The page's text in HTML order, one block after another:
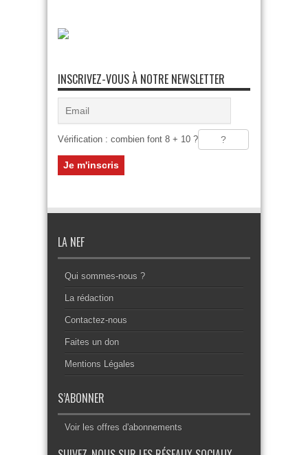
INSCRIVEZ-VOUS À NOTRE NEWSLETTER
Vérification : combien font 8 + 10 ?
LA NEF
Qui sommes-nous ?
La rédaction
Contactez-nous
Faites un don
Mentions Légales
S’ABONNER
Voir les offres d'abonnements